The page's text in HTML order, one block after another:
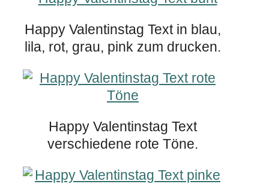
Happy Valentinstag Text in blau,
lila, rot, grau, pink zum drucken.
Happy Valentinstag Text
verschiedene rote Töne.